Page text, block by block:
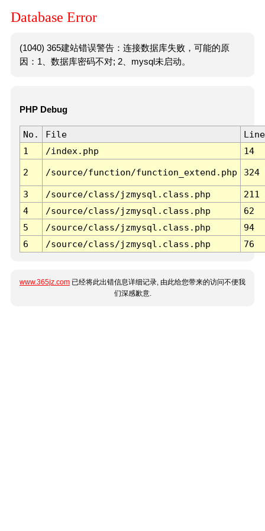
Database Error
(1040) 365建站错误警告：连接数据库失败，可能的原
因：1、数据库密码不对; 2、mysql未启动。
PHP Debug
No. File
Line
1
/index.php 14
2 /source/function/function_extend.php 324
3 /source/class/jzmysql.class.php
211
4
/source/class/jzmysql.class.php
62
5
/source/class/jzmysql.class.php
94
6
/source/class/jzmysql.class.php 76
www.365jz.com 已经将此出错信息详细记录, 由此给您带来的访问不便我
们深感歉意.